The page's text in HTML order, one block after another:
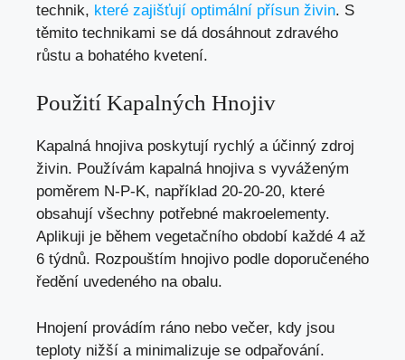
technik, které zajišťují optimální přísun živin. S
těmito technikami se dá dosáhnout zdravého
růstu a bohatého kvetení.
Použití Kapalných Hnojiv
Kapalná hnojiva poskytují rychlý a účinný zdroj
živin. Používám kapalná hnojiva s vyváženým
poměrem N-P-K, například 20-20-20, které
obsahují všechny potřebné makroelementy.
Aplikuji je během vegetačního období každé 4 až
6 týdnů. Rozpouštím hnojivo podle doporučeného
ředění uvedeného na obalu.
Hnojení provádím ráno nebo večer, kdy jsou
teploty nižší a minimalizuje se odpařování.